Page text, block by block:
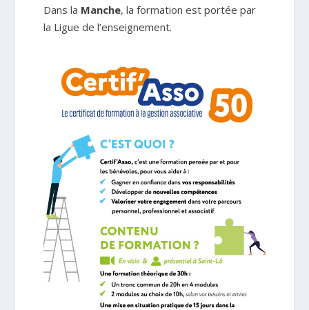
Dans la Manche, la formation est portée par
la Ligue de l’enseignement.